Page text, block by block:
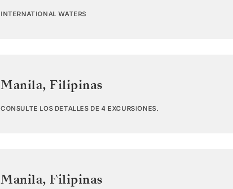
INTERNATIONAL WATERS
Manila, Filipinas
CONSULTE LOS DETALLES DE 4 EXCURSIONES.
Manila, Filipinas